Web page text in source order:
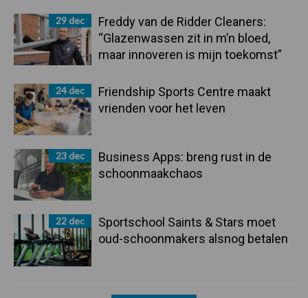
29 dec
Freddy van de Ridder Cleaners:
“Glazenwassen zit in m’n bloed,
maar innoveren is mijn toekomst”
24 dec
Friendship Sports Centre maakt
vrienden voor het leven
23 dec
Business Apps: breng rust in de
schoonmaakchaos
22 dec
Sportschool Saints & Stars moet
oud-schoonmakers alsnog betalen